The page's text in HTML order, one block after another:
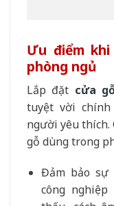
Ưu điểm
phòng ngủ
Lắp đặt cửa
tuyệt vời
người yêu thích.
gỗ dùng trong
Đảm bảo sự
công